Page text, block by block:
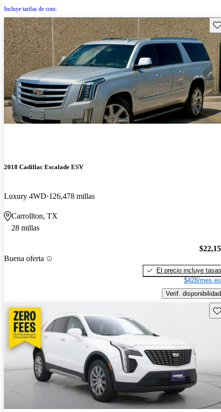
Incluye tarifas de conc.
2018 Cadillac Escalade ESV
Luxury 4WD 126,478 millas
Carrollton, TX
28 millas
Buena oferta
El precio incluye tasas
$428/mes
Verif. disponibilidad